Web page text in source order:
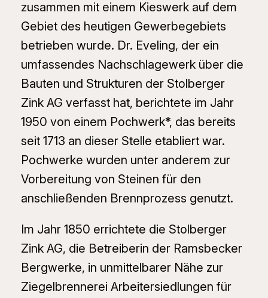
zusammen mit einem Kieswerk auf dem
Gebiet des heutigen Gewerbegebiets
betrieben wurde. Dr. Eveling, der ein
umfassendes Nachschlagewerk über die
Bauten und Strukturen der Stolberger
Zink AG verfasst hat, berichtete im Jahr
1950 von einem Pochwerk*, das bereits
seit 1713 an dieser Stelle etabliert war.
Pochwerke wurden unter anderem zur
Vorbereitung von Steinen für den
anschließenden Brennprozess genutzt.
Im Jahr 1850 errichtete die Stolberger
Zink AG, die Betreiberin der Ramsbecker
Bergwerke, in unmittelbarer Nähe zur
Ziegelbrennerei Arbeitersiedlungen für